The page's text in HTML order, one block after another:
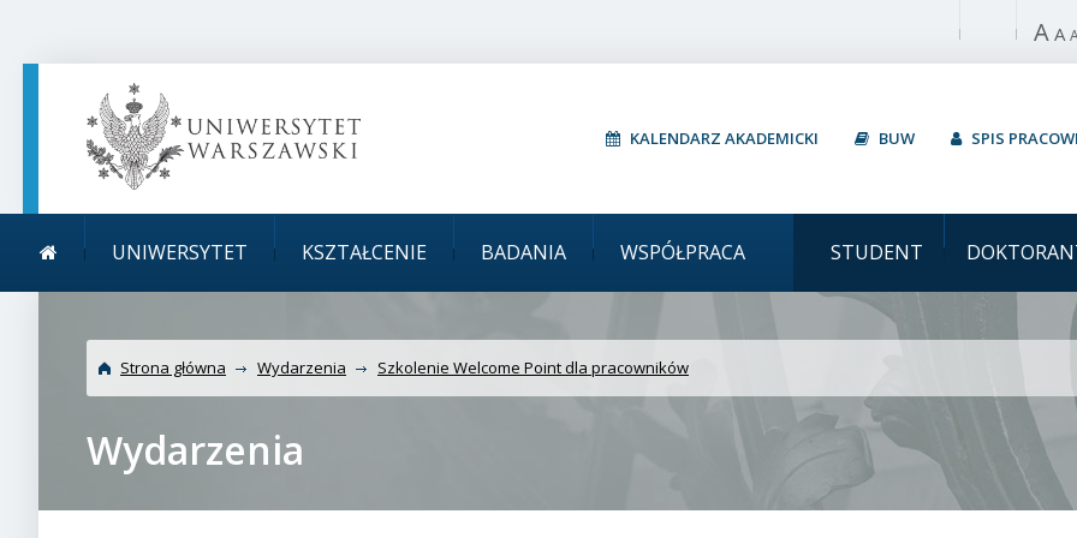
Włącz A A
KALENDARZ AKADEMICKI BUW SPIS
główne
UNIWERSYTET KSZTAŁCENIE BADANIA WSPÓŁPRACA STUDENT
Uniwersytet Warszawski Szkolenie
Strona główna Wydarzenia Szkolenie Welcome Point dla pracowników
Wydarzenia